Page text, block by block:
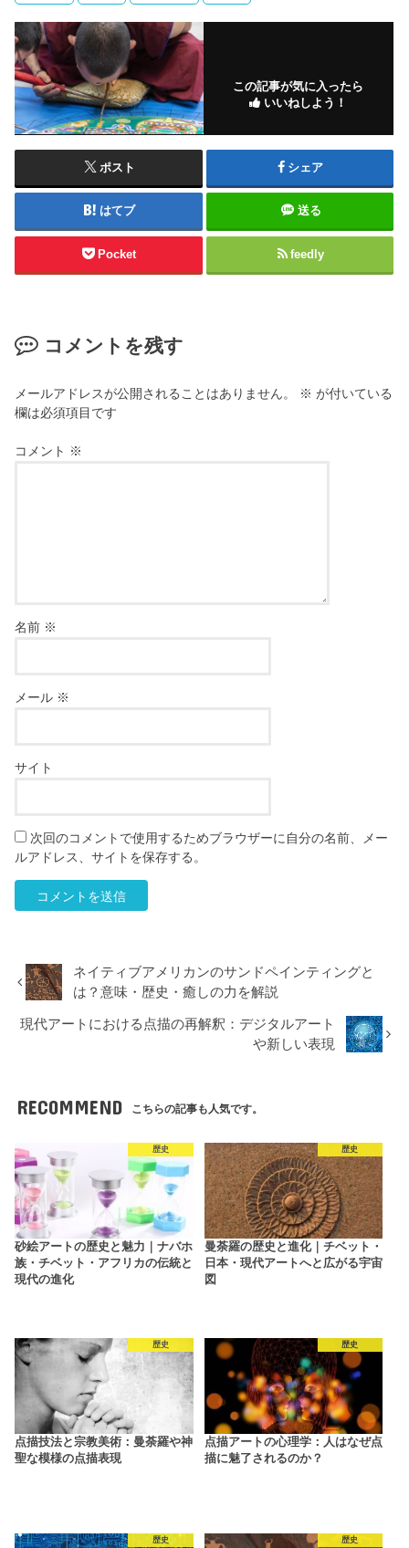
この記事が気に入ったら
いいねしよう！
ポスト シェア
はてブ 送る
Pocket feedly
コメントを残す
メールアドレスが公開されることはありません。 ※ が付いている
欄は必須項目です
コメント ※
名前 ※
メール ※
サイト
次回のコメントで使用するためブラウザーに自分の名前、メー
ルアドレス、サイトを保存する。
ネイティブアメリカンのサンドペインティングと
は？意味・歴史・癒しの力を解説
現代アートにおける点描の再解釈：デジタルアート
や新しい表現
RECOMMEND こちらの記事も人気です。
歴史
砂絵アートの歴史と魅力｜ナバホ
族・チベット・アフリカの伝統と
現代の進化
歴史
曼荼羅の歴史と進化｜チベット・
日本・現代アートへと広がる宇宙
図
歴史
点描技法と宗教美術：曼荼羅や神
聖な模様の点描表現
歴史
点描アートの心理学：人はなぜ点
描に魅了されるのか？
歴史 歴史